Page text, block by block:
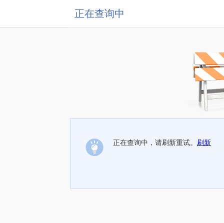
正在查询中
正在查询中，请刷新重试。 刷新